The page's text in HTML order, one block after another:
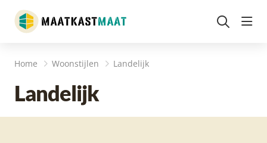
Home Woonstijlen Landelijk
Landelijk